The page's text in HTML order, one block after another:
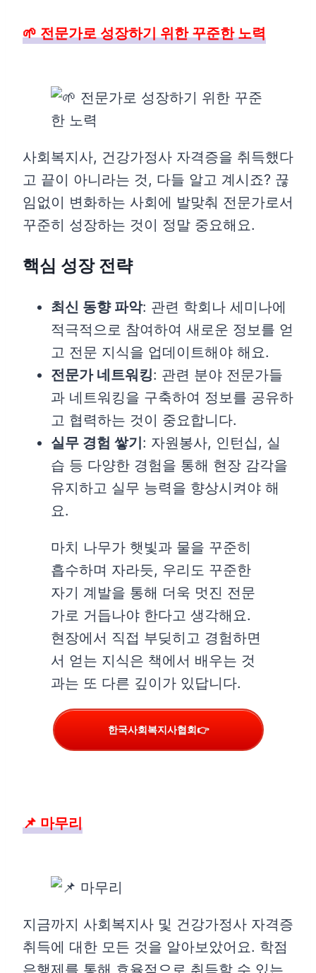
🌱 전문가로 성장하기 위한 꾸준한 노력
사회복지사, 건강가정사 자격증을 취득했다
고 끝이 아니라는 것, 다들 알고 계시죠? 끊
임없이 변화하는 사회에 발맞춰 전문가로서
꾸준히 성장하는 것이 정말 중요해요.
핵심 성장 전략
최신 동향 파악: 관련 학회나 세미나에
적극적으로 참여하여 새로운 정보를 얻
고 전문 지식을 업데이트해야 해요.
전문가 네트워킹: 관련 분야 전문가들
과 네트워킹을 구축하여 정보를 공유하
고 협력하는 것이 중요합니다.
실무 경험 쌓기: 자원봉사, 인턴십, 실
습 등 다양한 경험을 통해 현장 감각을
유지하고 실무 능력을 향상시켜야 해
요.
마치 나무가 햇빛과 물을 꾸준히
흡수하며 자라듯, 우리도 꾸준한
자기 계발을 통해 더욱 멋진 전문
가로 거듭나야 한다고 생각해요.
현장에서 직접 부딪히고 경험하면
서 얻는 지식은 책에서 배우는 것
과는 또 다른 깊이가 있답니다.
한국사회복지사협회👉
📌 마무리
지금까지 사회복지사 및 건강가정사 자격증
취득에 대한 모든 것을 알아보았어요. 학점
은행제를 통해 효율적으로 취득할 수 있는